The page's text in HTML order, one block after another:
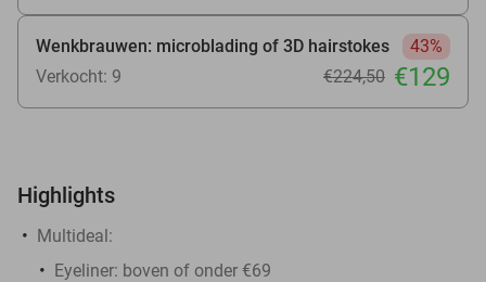
Wenkbrauwen: microblading of 3D hairstokes
43%
Verkocht: 9
€224,50 €129
Highlights
Multideal:
Eyeliner: boven of onder €69